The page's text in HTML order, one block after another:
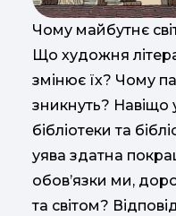
Чому майбутнє
Що художня
змінює їх? Чому
зникнуть? Навіщо
бібліотеки та
уява здатна
обов’язки ми,
та світом?